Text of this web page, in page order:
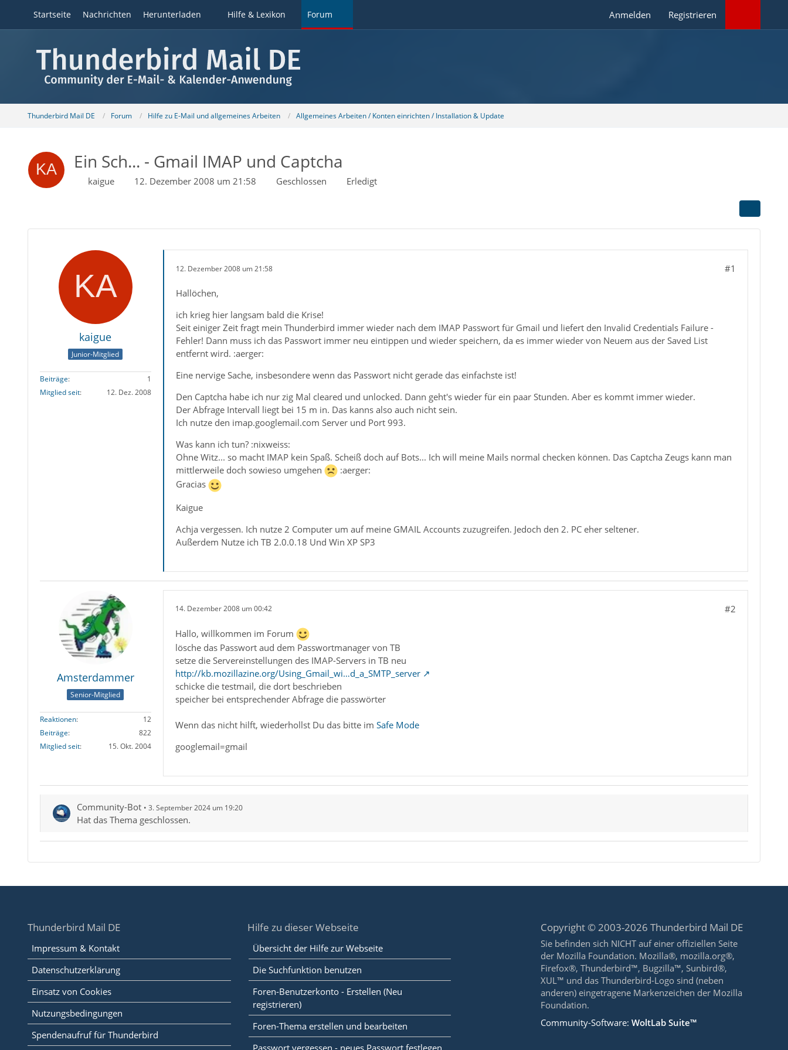
Startseite Nachrichten Herunterladen Hilfe & Lexikon Forum Anmelden Registrieren
Thunderbird Mail DE Forum Hilfe zu E-Mail und allgemeines Arbeiten Allgemeines Arbeiten / Konten einrichten / Installation & Update
Ein Sch... - Gmail IMAP und Captcha
kaigue 12. Dezember 2008 um 21:58 Geschlossen Erledigt
kaigue
Junior-Mitglied
Beiträge
1
Mitglied seit
12. Dez. 2008
12. Dezember 2008 um 21:58 #1
Hallöchen,
ich krieg hier langsam bald die Krise!
Seit einiger Zeit fragt mein Thunderbird immer wieder nach dem IMAP Passwort für Gmail und liefert den Invalid Credentials Failure -
Fehler! Dann muss ich das Passwort immer neu eintippen und wieder speichern, da es immer wieder von Neuem aus der Saved List
entfernt wird. :aerger:
Eine nervige Sache, insbesondere wenn das Passwort nicht gerade das einfachste ist!
Den Captcha habe ich nur zig Mal cleared und unlocked. Dann geht's wieder für ein paar Stunden. Aber es kommt immer wieder.
Der Abfrage Intervall liegt bei 15 m in. Das kanns also auch nicht sein.
Ich nutze den imap.googlemail.com Server und Port 993.
Was kann ich tun? :nixweiss:
Ohne Witz... so macht IMAP kein Spaß. Scheiß doch auf Bots... Ich will meine Mails normal checken können. Das Captcha Zeugs kann man
mittlerweile doch sowieso umgehen
:aerger:
Gracias
Kaigue
Achja vergessen. Ich nutze 2 Computer um auf meine GMAIL Accounts zuzugreifen. Jedoch den 2. PC eher seltener.
Außerdem Nutze ich TB 2.0.0.18 Und Win XP SP3
Amsterdammer
Senior-Mitglied
Reaktionen
12
Beiträge
822
Mitglied seit
15. Okt. 2004
14. Dezember 2008 um 00:42 #2
Hallo, willkommen im Forum
lösche das Passwort aud dem Passwortmanager von TB
setze die Servereinstellungen des IMAP-Servers in TB neu
http://kb.mozillazine.org/Using_Gmail_wi…d_a_SMTP_server
schicke die testmail, die dort beschrieben
speicher bei entsprechender Abfrage die passwörter
Wenn das nicht hilft, wiederhollst Du das bitte im Safe Mode
googlemail=gmail
Community-Bot 3. September 2024 um 19:20
Hat das Thema geschlossen.
Thunderbird Mail DE
Impressum & Kontakt
Datenschutzerklärung
Einsatz von Cookies
Nutzungsbedingungen
Spendenaufruf für Thunderbird
Hilfe zu dieser Webseite
Übersicht der Hilfe zur Webseite
Die Suchfunktion benutzen
Foren-Benutzerkonto - Erstellen (Neu
registrieren)
Foren-Thema erstellen und bearbeiten
Copyright © 2003-2026 Thunderbird Mail DE
Sie befinden sich NICHT auf einer offiziellen Seite
der Mozilla Foundation. Mozilla®, mozilla.org®,
Firefox®, Thunderbird™, Bugzilla™, Sunbird®,
XUL™ und das Thunderbird-Logo sind (neben
anderen) eingetragene Markenzeichen der Mozilla
Foundation.
Community-Software:WoltLab Suite™